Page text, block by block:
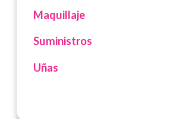
Maquillaje
Suministros
Uñas